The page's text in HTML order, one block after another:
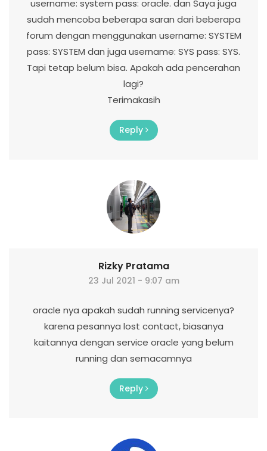
username: system pass: oracle. dan Saya juga
sudah mencoba beberapa saran dari beberapa
forum dengan menggunakan username: SYSTEM
pass: SYSTEM dan juga username: SYS pass: SYS.
Tapi tetap belum bisa. Apakah ada pencerahan
lagi?
Terimakasih
Reply
Rizky Pratama
23 Jul 2021 - 9:07 am
oracle nya apakah sudah running servicenya?
karena pesannya lost contact, biasanya
kaitannya dengan service oracle yang belum
running dan semacamnya
Reply